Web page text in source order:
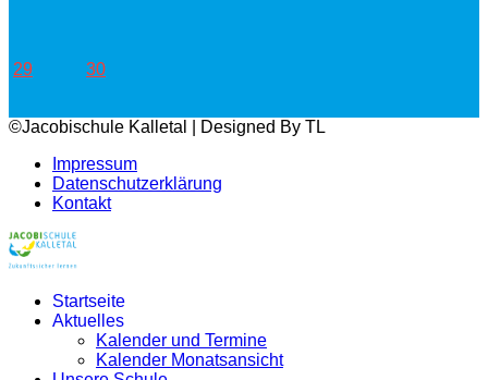
29 30
©Jacobischule Kalletal | Designed By TL
Impressum
Datenschutzerklärung
Kontakt
Startseite
Aktuelles
Kalender und Termine
Kalender Monatsansicht